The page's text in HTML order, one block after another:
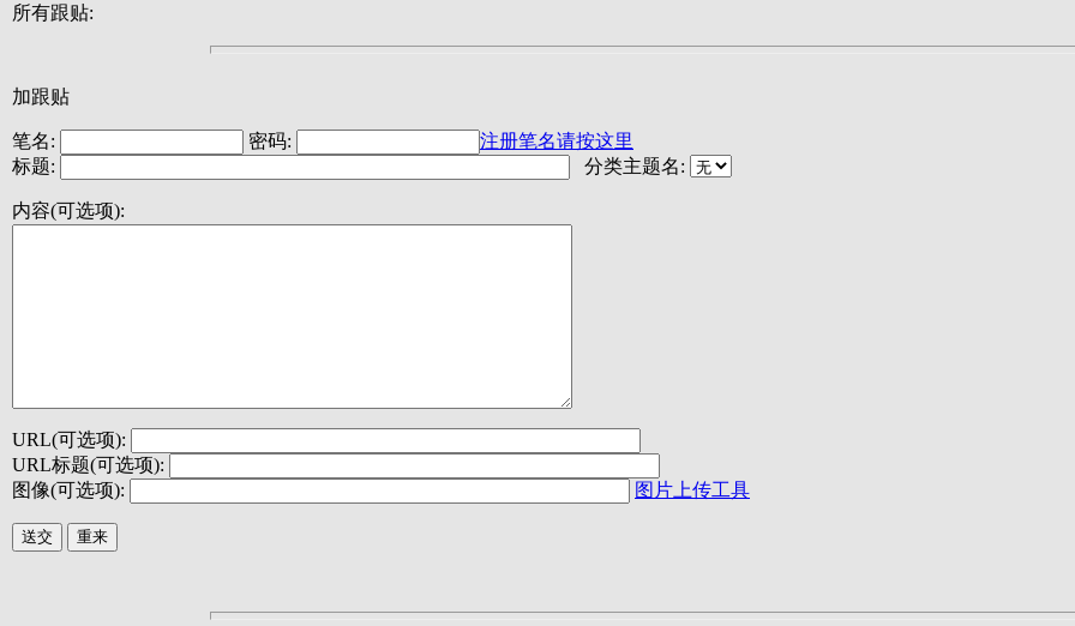
所有跟贴:
加跟贴
笔名: 密码:
注册笔名请按这里
标题:
分类主题名:
内容(可选项):
URL(可选项):
URL标题(可选项):
图像(可选项):
图片上传工具